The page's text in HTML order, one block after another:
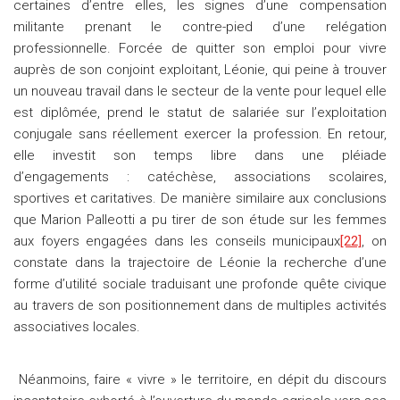
certaines d’entre elles, les signes d’une compensation
militante prenant le contre-pied d’une relégation
professionnelle. Forcée de quitter son emploi pour vivre
auprès de son conjoint exploitant, Léonie, qui peine à trouver
un nouveau travail dans le secteur de la vente pour lequel elle
est diplômée, prend le statut de salariée sur l’exploitation
conjugale sans réellement exercer la profession. En retour,
elle investit son temps libre dans une pléiade
d’engagements : catéchèse, associations scolaires,
sportives et caritatives. De manière similaire aux conclusions
que Marion Palleotti a pu tirer de son étude sur les femmes
aux foyers engagées dans les conseils municipaux[22], on
constate dans la trajectoire de Léonie la recherche d’une
forme d’utilité sociale traduisant une profonde quête civique
au travers de son positionnement dans de multiples activités
associatives locales.
Néanmoins, faire « vivre » le territoire, en dépit du discours